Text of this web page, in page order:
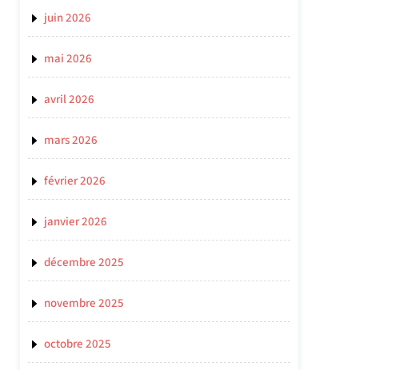
juin 2026
mai 2026
avril 2026
mars 2026
février 2026
janvier 2026
décembre 2025
novembre 2025
octobre 2025